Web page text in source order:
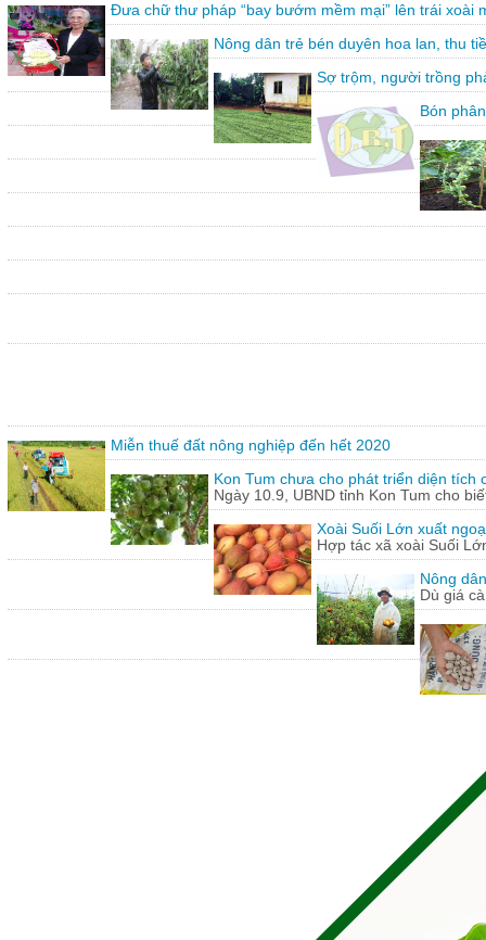
Đưa chữ thư pháp “bay bướm mềm mại” lên trái xoài
Nông dân trẻ bén duyên hoa lan, thu
Sợ trộm, người trồng
Bón
Miễn thuế đất nông nghiệp đến hết 2020
Kon Tum chưa cho phát triển diện tích
Ngày 10.9, UBND tỉnh Kon Tum cho
Xoài Suối Lớn xuất
Hợp tác xã xoài Suối
Nông
Dù giá